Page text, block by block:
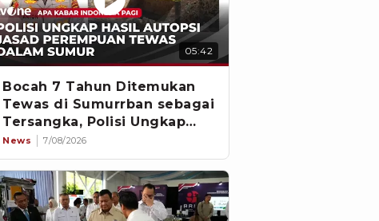
05:42
Bocah 7 Tahun Ditemukan
Tewas di Sumurrban sebagai
Tersangka, Polisi Ungkap
Investigasi
News 7/08/2026